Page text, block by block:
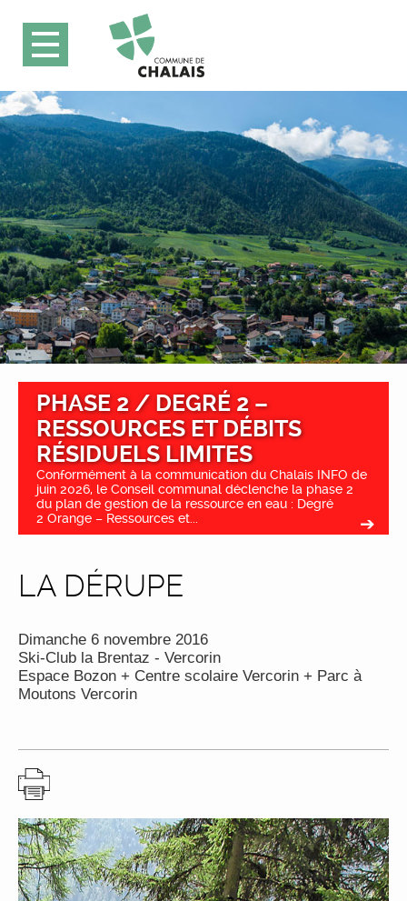
PHASE 2 / DEGRÉ 2 –
RESSOURCES ET DÉBITS
RÉSIDUELS LIMITES
Conformément à la communication du Chalais INFO de
juin 2026, le Conseil communal déclenche la phase 2
du plan de gestion de la ressource en eau : Degré
2 Orange – Ressources et...
LA DÉRUPE
Dimanche 6 novembre 2016
Ski-Club la Brentaz - Vercorin
Espace Bozon + Centre scolaire Vercorin + Parc à
Moutons Vercorin